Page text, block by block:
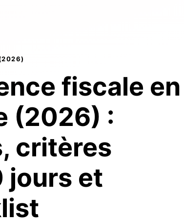
fiscale en
(2026) :
critères
et